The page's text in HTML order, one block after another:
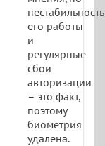
нестабильность
его работы
и
регулярные
сбои
авторизации
– это факт,
поэтому
биометрия
удалена.